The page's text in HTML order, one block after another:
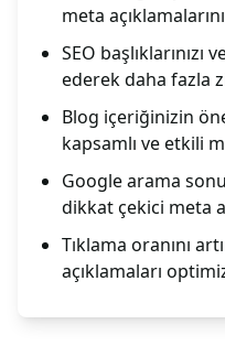
meta
SEO başlıklarınızı
ederek daha fazla
Blog içeriğinizin
kapsamlı ve etkili
Google arama
dikkat çekici meta
Tıklama oranını
açıklamaları